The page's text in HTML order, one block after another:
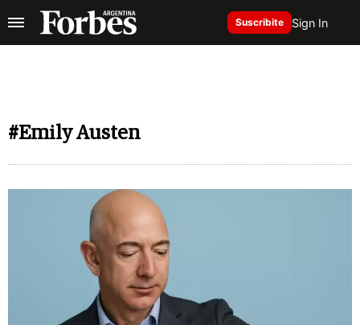
Suscribite Sign In
#Emily Austen